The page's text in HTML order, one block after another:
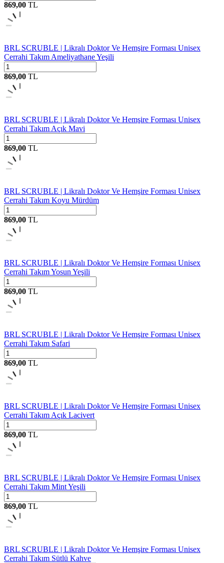
869,00 TL
BRL SCRUBLE | Likralı Doktor Ve Hemşire Forması Unisex
Cerrahi Takım Ameliyathane Yeşili
869,00 TL
BRL SCRUBLE | Likralı Doktor Ve Hemşire Forması Unisex
Cerrahi Takım Açık Mavi
869,00 TL
BRL SCRUBLE | Likralı Doktor Ve Hemşire Forması Unisex
Cerrahi Takım Koyu Mürdüm
869,00 TL
BRL SCRUBLE | Likralı Doktor Ve Hemşire Forması Unisex
Cerrahi Takım Yosun Yeşili
869,00 TL
BRL SCRUBLE | Likralı Doktor Ve Hemşire Forması Unisex
Cerrahi Takım Safari
869,00 TL
BRL SCRUBLE | Likralı Doktor Ve Hemşire Forması Unisex
Cerrahi Takım Açık Lacivert
869,00 TL
BRL SCRUBLE | Likralı Doktor Ve Hemşire Forması Unisex
Cerrahi Takım Mint Yeşili
869,00 TL
BRL SCRUBLE | Likralı Doktor Ve Hemşire Forması Unisex
Cerrahi Takım Sütlü Kahve